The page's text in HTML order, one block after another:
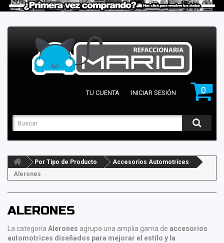
0
TU CUENTA INICIAR SESIÓN
Por Tipo de Producto
Accesorios Automotrices
Alerones
ALERONES
La categoría Alerones agrupa una amplia gama de accesorios
automotrices diseñados para mejorar el estilo y la